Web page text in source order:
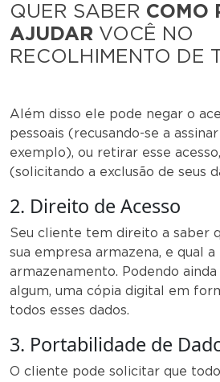
QUER SABER COMO
AJUDAR VOCÊ NO
RECOLHIMENTO DE
Além disso ele pode negar o
pessoais (recusando-se a
exemplo), ou retirar esse
(solicitando a exclusão de seus
2. Direito de Acesso
Seu cliente tem direito a saber
sua empresa armazena, e qual
armazenamento. Podendo
algum, uma cópia digital em
todos esses dados.
3. Portabilidade de
O cliente pode solicitar que